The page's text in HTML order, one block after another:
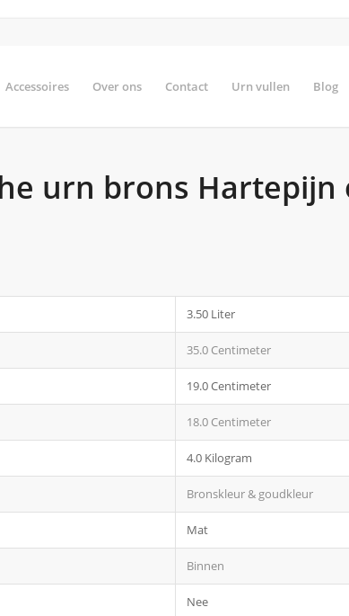
Accessoires Over ons Contact Urn vullen Blog
urn brons Hartepijn
3.50 Liter
35.0 Centimeter
19.0 Centimeter
18.0 Centimeter
4.0 Kilogram
Bronskleur & goudkleur
Mat
Binnen
Nee